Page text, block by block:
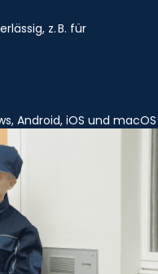
z. B. für
Android, iOS und macOS